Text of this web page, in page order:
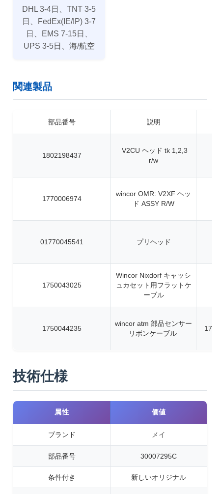
DHL 3-4日、TNT 3-5
日、FedEx(IE/IP) 3-7
日、EMS 7-15日、
UPS 3-5日、海/航空
関連製品
部品番号 説明
1802198437
V2CU ヘッド tk 1,2,3
r/w
1770006974
wincor OMR: V2XF ヘッ
ド ASSY R/W
01770045541 プリヘッド
1750043025
Wincor Nixdorf キャッシ
ュカセット用フラットケ
ーブル
1750044235
wincor atm 部品センサー
リボンケーブル
技術仕様
属性 価値
ブランド メイ
部品番号 30007295C
条件付き 新しいオリジナル